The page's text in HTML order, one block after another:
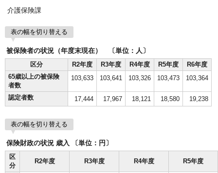
介護保険課
表の幅を切り替える
被保険者の状況（年度末現在） 〔単位：人〕
区分
R2年度 R3年度 R4年度 R5年度
R6年度
65歳以上の被保険
者数
103,633 103,641 103,326 103,473 103,364
認定者数 17,444 17,967 18,121 18,580 19,238
表の幅を切り替える
保険財政の状況 歳入 〔単位：円〕
区
分
R2年度 R3年度 R4年度 R5年度